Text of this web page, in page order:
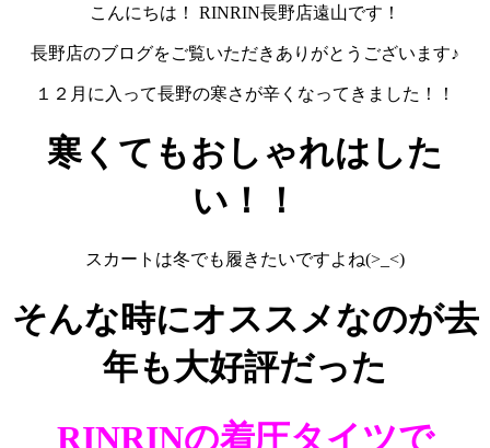
こんにちは！ RINRIN長野店遠山です！
長野店のブログをご覧いただきありがとうございます♪
１２月に入って長野の寒さが辛くなってきました！！
寒くてもおしゃれはした
い！！
スカートは冬でも履きたいですよね(>_<)
そんな時にオススメなのが去
年も大好評だった
RINRINの着圧タイツで